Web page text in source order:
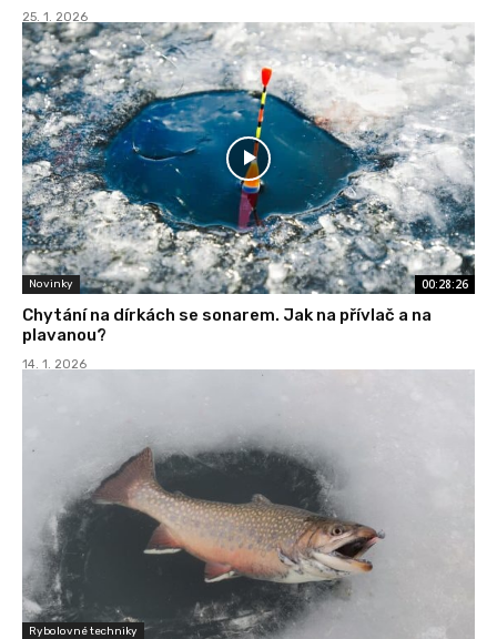
25. 1. 2026
Novinky 00:28:26
Chytání na dírkách se sonarem. Jak na přívlač a na
plavanou?
14. 1. 2026
Rybolovné techniky